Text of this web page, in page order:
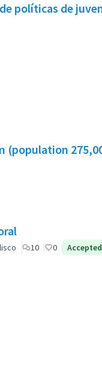
políticas de
(population
10 0 Accepted